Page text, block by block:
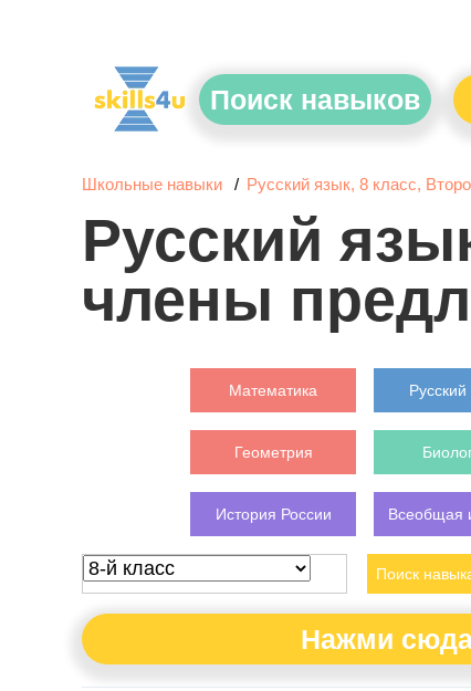
Поиск навыков
Школьные навыки Русский язык, 8 класс,
Русский
члены
Математика Русский
Геометрия
История России Всеобщая
Поиск
Нажми